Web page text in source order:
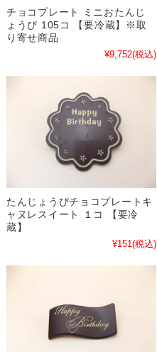
チョコプレート ミニおたんじ
ょうび 105コ 【要冷蔵】※取
り寄せ商品
¥9,752(税込)
たんじょうびチョコプレートキ
ャヌレスイート １コ 【要冷
蔵】
¥151(税込)